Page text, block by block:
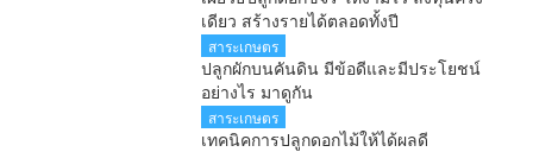
เดียว สร้างรายได้ตลอดทั้งปี
สาระเกษตร
ปลูกผักบนคันดิน มีข้อดีและมีประโยชน์
อย่างไร มาดูกัน
สาระเกษตร
เทคนิคการปลูกดอกไม้ให้ได้ผลดี